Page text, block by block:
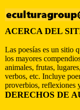
ACERCA DEL
Las poesías es un sitio
los mayores
animales, frutas,
verbos, etc. Incluye
proverbios, reflexiones
DERECHOS DE